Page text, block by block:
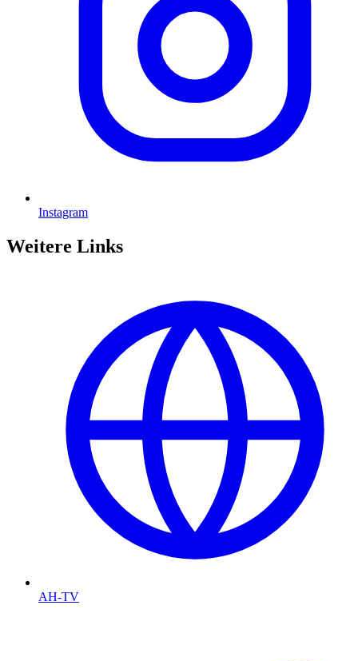
Instagram
Weitere Links
AH-TV